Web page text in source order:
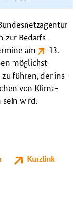
zur Bedarfs­
am
13.
möglichst
zu führen, der ins­
von Klima­
wird.
Kurzlink